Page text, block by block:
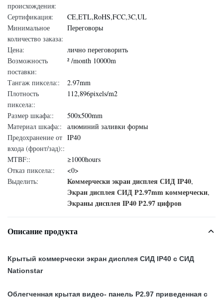
происхождения:
Сертификация:
CE,ETL,RoHS,FCC,3C,UL
Минимальное
количество заказа:
Переговоры
Цена:
лично переговорить
Возможность
поставки:
² /month 10000m
Тангаж пиксела::
2.97mm
Плотность
пиксела::
112,896pixels/m2
Размер шкафа::
500x500mm
Материал шкафа::
алюминий заливки формы
Предохранение от
входа (фронт/зад)::
IP40
MTBF::
≥1000hours
Отказ пиксела::
<0>
Выделить:
Коммерчески экран дисплея СИД IP40,
Экран дисплея СИД P2.97mm коммерчески,
Экраны дисплея IP40 P2.97 цифров
Описание продукта
Крытый коммерчески экран дисплея СИД IP40 с СИД
Nationstar
Облегченная крытая видео- панель P2.97 приведенная с